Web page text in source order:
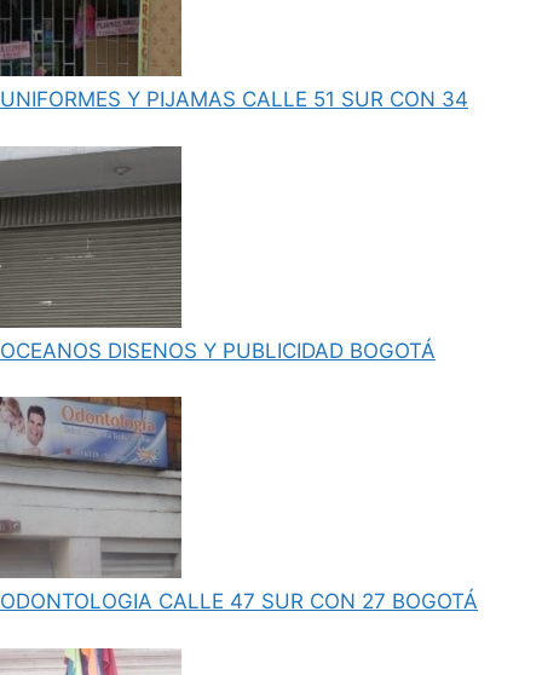
UNIFORMES Y PIJAMAS CALLE 51 SUR CON 34
OCEANOS DISENOS Y PUBLICIDAD BOGOTÁ
ODONTOLOGIA CALLE 47 SUR CON 27 BOGOTÁ